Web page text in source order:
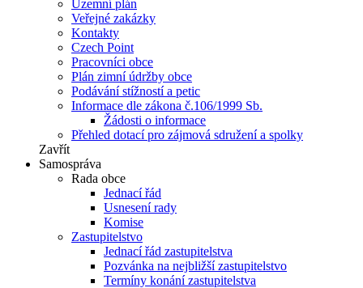
Územní plán
Veřejné zakázky
Kontakty
Czech Point
Pracovníci obce
Plán zimní údržby obce
Podávání stížností a petic
Informace dle zákona č.106/1999 Sb.
Žádosti o informace
Přehled dotací pro zájmová sdružení a spolky
Zavřít
Samospráva
Rada obce
Jednací řád
Usnesení rady
Komise
Zastupitelstvo
Jednací řád zastupitelstva
Pozvánka na nejbližší zastupitelstvo
Termíny konání zastupitelstva